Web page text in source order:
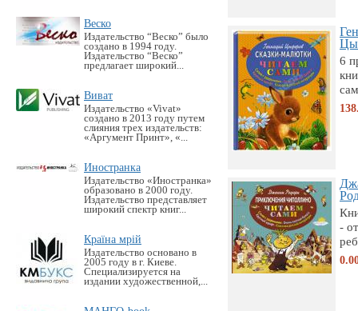
Веско
Издательство “Веско” было
создано в 1994 году.
Издательство “Веско”
предлагает широкий...
Виват
Издательство «Vivat»
создано в 2013 году путем
слияния трех издательств:
«Аргумент Принт», «...
Иностранка
Издательство «Иностранка»
образовано в 2000 году.
Издательство представляет
широкий спектр книг...
Країна мрій
Издательство основано в
2005 году в г. Киеве.
Специализируется на
издании художественной,...
6
-